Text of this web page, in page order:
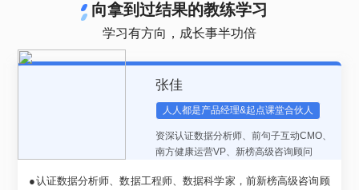
向拿到过结果的教练学习
学习有方向，成长事半功倍
张佳
人人都是产品经理&起点课堂合伙人
资深认证数据分析师、前句子互动CMO、
南方健康运营VP、新榜高级咨询顾问
●认证数据分析师、数据工程师、数据科学家，前新榜高级咨询顾